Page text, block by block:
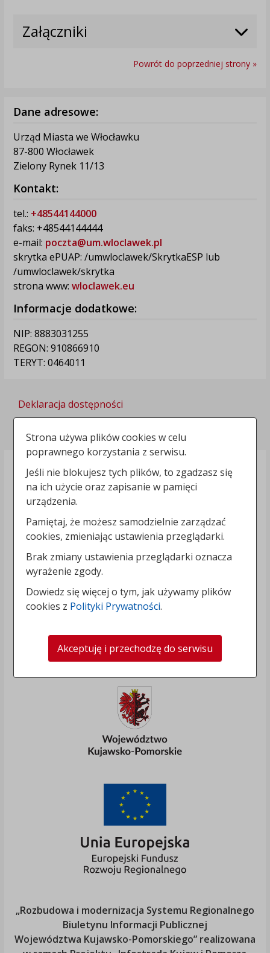
Załączniki
Powrót do poprzedniej strony »
Dane adresowe:
Urząd Miasta we Włocławku
87-800 Włocławek
Zielony Rynek 11/13
Kontakt:
tel.: +48544144000
faks: +48544144444
e-mail: poczta@um.wloclawek.pl
skrytka ePUAP: /umwloclawek/SkrytkaESP lub
/umwloclawek/skrytka
strona www: wloclawek.eu
Informacje dodatkowe:
NIP: 8883031255
REGON: 910866910
TERYT: 0464011
Deklaracja dostępności
„Rozbudowa i modernizacja Systemu Regionalnego
Biuletynu Informacji Publicznej
Województwa Kujawsko-Pomorskiego” realizowana
Strona używa plików cookies w celu
poprawnego korzystania z serwisu.
Jeśli nie blokujesz tych plików, to zgadzasz się
na ich użycie oraz zapisanie w pamięci
urządzenia.
Pamiętaj, że możesz samodzielnie zarządzać
cookies, zmieniając ustawienia przeglądarki.
Brak zmiany ustawienia przeglądarki oznacza
wyrażenie zgody.
Dowiedz się więcej o tym, jak używamy plików
cookies z Polityki Prywatności.
Akceptuję i przechodzę do serwisu